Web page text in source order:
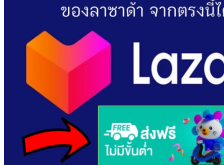
วิธีการทำน้ำสามเกลอ
1 ให้เรานำกระเจี๊ยบ พุทราจี น และมะตูมแห้ง ในปริมาณที่เท่า
กัน ล้างให้สะอาดก่อนนำไปต้ม เมื่อเตรียมส่วนผสมเรียบร้อย
แล้ว ก็ให้นำไปต้มกับน้ำปริมาณ 3 ลิตร